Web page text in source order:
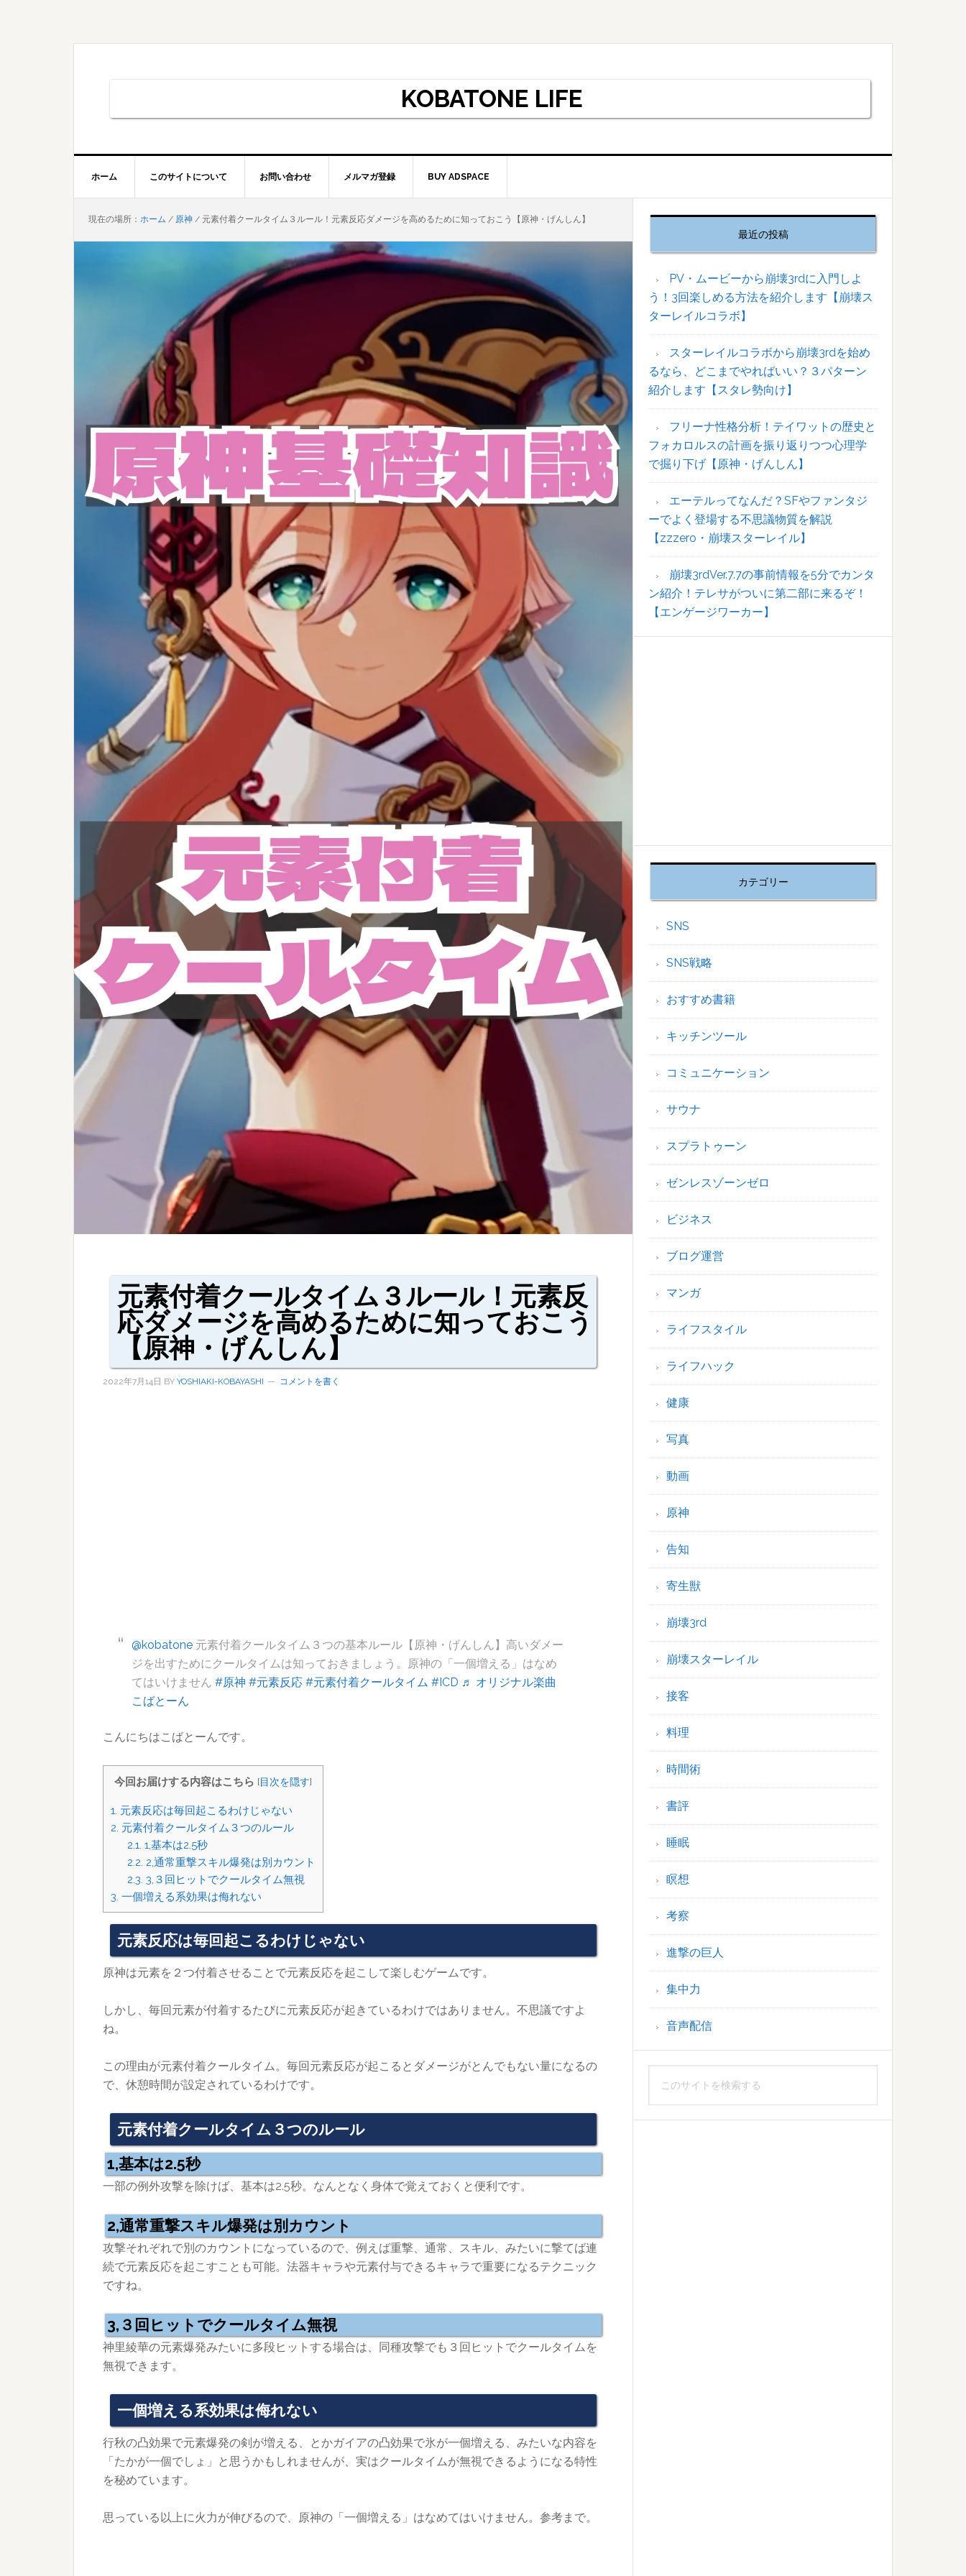
KOBATONE LIFE
ホーム このサイトについて お問い合わせ メルマガ登録 BUY ADSPACE
現在の場所： ホーム / 原神 / 元素付着クールタイム３ルール！元素反応ダメージを高めるために知っておこう【原神・げんしん】
元素付着クールタイム３ルール！元素反
応ダメージを高めるために知っておこう
【原神・げんしん】
2022年7月14日 BY YOSHIAKI-KOBAYASHI コメントを書く
@kobatone 元素付着クールタイム３つの基本ルール【原神・げんしん】高いダメー
ジを出すためにクールタイムは知っておきましょう。原神の「一個増える」はなめ
てはいけません #原神 #元素反応 #元素付着クールタイム #ICD ♬ オリジナル楽曲
こばとーん
こんにちはこばとーんです。
今回お届けする内容はこちら [目次を隠す]
1. 元素反応は毎回起こるわけじゃない
2. 元素付着クールタイム３つのルール
2.1. 1,基本は2.5秒
2.2. 2,通常重撃スキル爆発は別カウント
2.3. 3,３回ヒットでクールタイム無視
3. 一個増える系効果は侮れない
元素反応は毎回起こるわけじゃない
原神は元素を２つ付着させることで元素反応を起こして楽しむゲームです。
しかし、毎回元素が付着するたびに元素反応が起きているわけではありません。不思議ですよ
ね。
この理由が元素付着クールタイム。毎回元素反応が起こるとダメージがとんでもない量になるの
で、休憩時間が設定されているわけです。
元素付着クールタイム３つのルール
1,基本は2.5秒
一部の例外攻撃を除けば、基本は2.5秒。なんとなく身体で覚えておくと便利です。
2,通常重撃スキル爆発は別カウント
攻撃それぞれで別のカウントになっているので、例えば重撃、通常、スキル、みたいに撃てば連
続で元素反応を起こすことも可能。法器キャラや元素付与できるキャラで重要になるテクニック
ですね。
3,３回ヒットでクールタイム無視
神里綾華の元素爆発みたいに多段ヒットする場合は、同種攻撃でも３回ヒットでクールタイムを
無視できます。
一個増える系効果は侮れない
行秋の凸効果で元素爆発の剣が増える、とかガイアの凸効果で氷が一個増える、みたいな内容を
「たかが一個でしょ」と思うかもしれませんが、実はクールタイムが無視できるようになる特性
を秘めています。
思っている以上に火力が伸びるので、原神の「一個増える」はなめてはいけません。参考まで。
最近の投稿
PV・ムービーから崩壊3rdに入門しよ
う！3回楽しめる方法を紹介します【崩壊ス
ターレイルコラボ】
スターレイルコラボから崩壊3rdを始め
るなら、どこまでやればいい？３パターン
紹介します【スタレ勢向け】
フリーナ性格分析！テイワットの歴史と
フォカロルスの計画を振り返りつつ心理学
で掘り下げ【原神・げんしん】
エーテルってなんだ？SFやファンタジ
ーでよく登場する不思議物質を解説
【zzzero・崩壊スターレイル】
崩壊3rdVer.7.7の事前情報を5分でカンタ
ン紹介！テレサがついに第二部に来るぞ！
【エンゲージワーカー】
カテゴリー
SNS
SNS戦略
おすすめ書籍
キッチンツール
コミュニケーション
サウナ
スプラトゥーン
ゼンレスゾーンゼロ
ビジネス
ブログ運営
マンガ
ライフスタイル
ライフハック
健康
写真
動画
原神
告知
寄生獣
崩壊3rd
崩壊スターレイル
接客
料理
時間術
書評
睡眠
瞑想
考察
進撃の巨人
集中力
音声配信